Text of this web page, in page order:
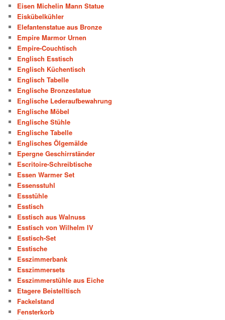
Eisen Michelin Mann Statue
Eiskübelkühler
Elefantenstatue aus Bronze
Empire Marmor Urnen
Empire-Couchtisch
Englisch Esstisch
Englisch Küchentisch
Englisch Tabelle
Englische Bronzestatue
Englische Lederaufbewahrung
Englische Möbel
Englische Stühle
Englische Tabelle
Englisches Ölgemälde
Epergne Geschirrständer
Escritoire-Schreibtische
Essen Warmer Set
Essensstuhl
Essstühle
Esstisch
Esstisch aus Walnuss
Esstisch von Wilhelm IV
Esstisch-Set
Esstische
Esszimmerbank
Esszimmersets
Esszimmerstühle aus Eiche
Etagere Beistelltisch
Fackelstand
Fensterkorb